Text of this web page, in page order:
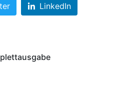
LinkedIn